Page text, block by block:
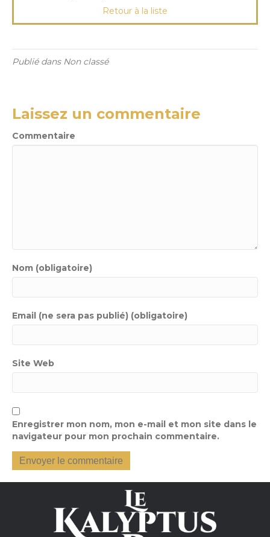
Retour à la liste
Publié dans Non classé
Laissez un commentaire
Commentaire
Nom (obligatoire)
Email (ne sera pas publié) (obligatoire)
Site Web
Enregistrer mon nom, mon e-mail et mon site dans le
navigateur pour mon prochain commentaire.